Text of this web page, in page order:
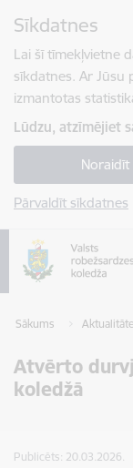
Sīkdatnes
Lai šī tīmekļvietne
sīkdatnes. Ar Jūsu
izmantotas
Lūdzu, atzīmējiet
Noraidīt
Pārvaldīt sīkdatnes
Sākums
Atvērto
koledžā
Publicēts: 20.03.2026.